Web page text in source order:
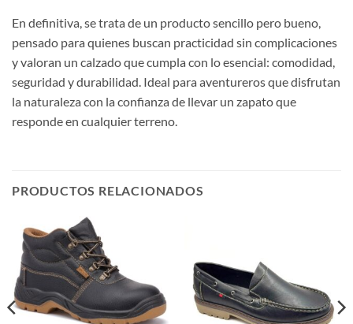
En definitiva, se trata de un producto sencillo pero bueno,
pensado para quienes buscan practicidad sin complicaciones
y valoran un calzado que cumpla con lo esencial: comodidad,
seguridad y durabilidad. Ideal para aventureros que disfrutan
la naturaleza con la confianza de llevar un zapato que
responde en cualquier terreno.
PRODUCTOS RELACIONADOS